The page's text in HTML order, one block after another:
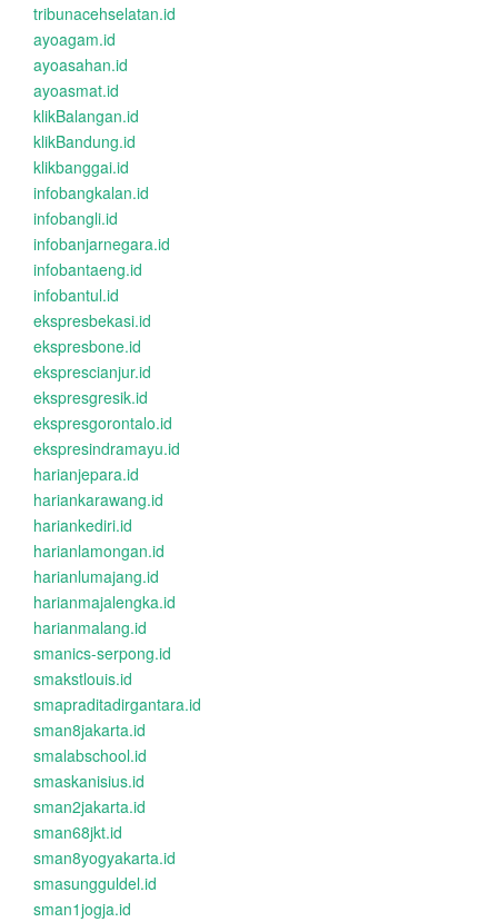
tribunacehselatan.id
ayoagam.id
ayoasahan.id
ayoasmat.id
klikBalangan.id
klikBandung.id
klikbanggai.id
infobangkalan.id
infobangli.id
infobanjarnegara.id
infobantaeng.id
infobantul.id
ekspresbekasi.id
ekspresbone.id
eksprescianjur.id
ekspresgresik.id
ekspresgorontalo.id
ekspresindramayu.id
harianjepara.id
hariankarawang.id
hariankediri.id
harianlamongan.id
harianlumajang.id
harianmajalengka.id
harianmalang.id
smanics-serpong.id
smakstlouis.id
smapraditadirgantara.id
sman8jakarta.id
smalabschool.id
smaskanisius.id
sman2jakarta.id
sman68jkt.id
sman8yogyakarta.id
smasungguldel.id
sman1jogja.id